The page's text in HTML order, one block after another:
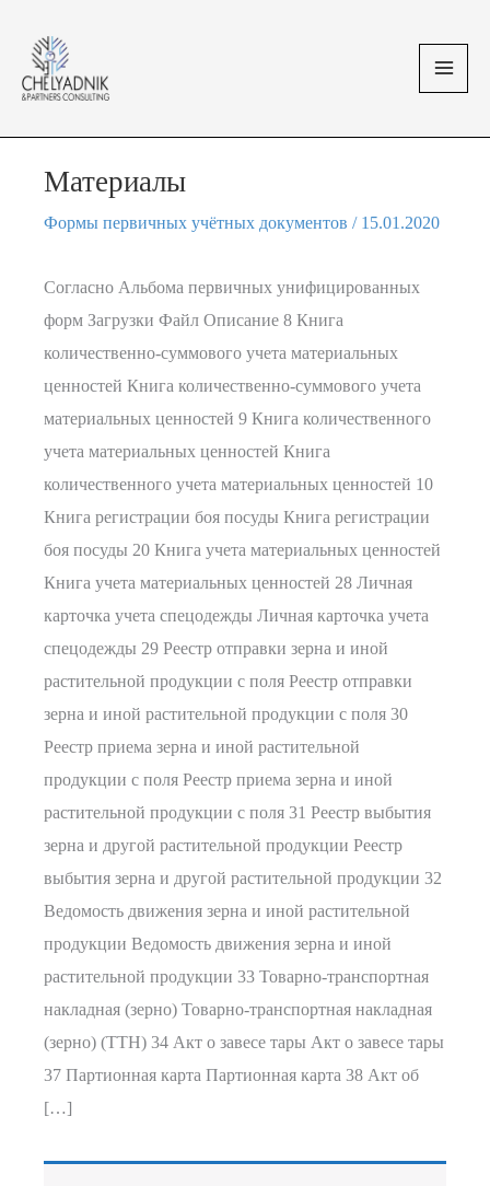
содержимому
Материалы
Формы первичных учётных документов / 15.01.2020
Согласно Альбома первичных унифицированных
форм Загрузки Файл Описание 8 Книга
количественно-суммового учета материальных
ценностей Книга количественно-суммового учета
материальных ценностей 9 Книга количественного
учета материальных ценностей Книга
количественного учета материальных ценностей 10
Книга регистрации боя посуды Книга регистрации
боя посуды 20 Книга учета материальных ценностей
Книга учета материальных ценностей 28 Личная
карточка учета спецодежды Личная карточка учета
спецодежды 29 Реестр отправки зерна и иной
растительной продукции с поля Реестр отправки
зерна и иной растительной продукции с поля 30
Реестр приема зерна и иной растительной
продукции с поля Реестр приема зерна и иной
растительной продукции с поля 31 Реестр выбытия
зерна и другой растительной продукции Реестр
выбытия зерна и другой растительной продукции 32
Ведомость движения зерна и иной растительной
продукции Ведомость движения зерна и иной
растительной продукции 33 Товарно-транспортная
накладная (зерно) Товарно-транспортная накладная
(зерно) (ТТН) 34 Акт о завесе тары Акт о завесе тары
37 Партионная карта Партионная карта 38 Акт об
[…]